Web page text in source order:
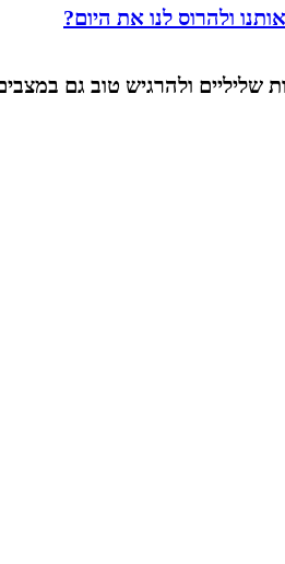
ולהרוס לנו את היום?